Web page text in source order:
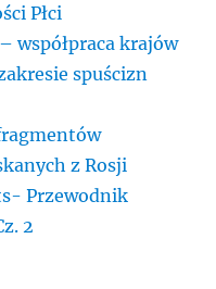
Płci
współpraca krajów
spuścizn
z Rosji
Przewodnik
2